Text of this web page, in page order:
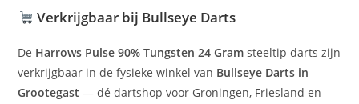
Verkrijgbaar bij Bullseye Darts
De Harrows Pulse 90% Tungsten 24 Gram steeltip darts zijn
verkrijgbaar in de fysieke winkel van Bullseye Darts in
Grootegast — dé dartshop voor Groningen, Friesland en